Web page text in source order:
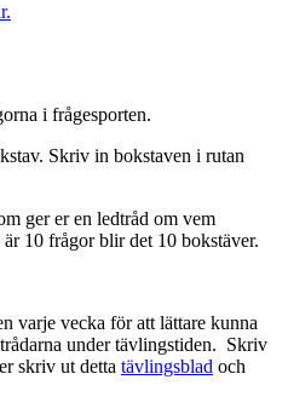
i frågesporten.
Skriv in bokstaven i rutan
ger er en ledtråd om vem
10 frågor blir det 10 bokstäver.
varje vecka för att lättare kunna
under tävlingstiden. Skriv
skriv ut detta tävlingsblad och